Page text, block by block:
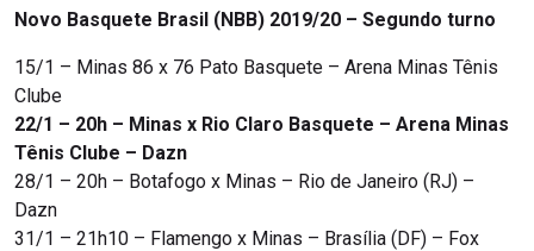
Novo Basquete Brasil (NBB) 2019/20 – Segundo turno
15/1 – Minas 86 x 76 Pato Basquete – Arena Minas Tênis
Clube
22/1 – 20h – Minas x Rio Claro Basquete – Arena Minas
Tênis Clube – Dazn
28/1 – 20h – Botafogo x Minas – Rio de Janeiro (RJ) –
Dazn
31/1 – 21h10 – Flamengo x Minas – Brasília (DF) – Fox